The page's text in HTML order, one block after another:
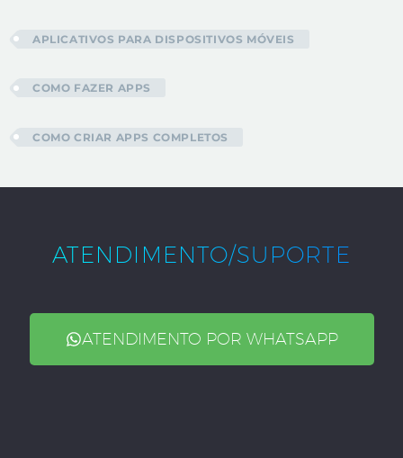
APLICATIVOS PARA DISPOSITIVOS MÓVEIS
COMO FAZER APPS
COMO CRIAR APPS COMPLETOS
ATENDIMENTO/SUPORTE
ATENDIMENTO POR WHATSAPP